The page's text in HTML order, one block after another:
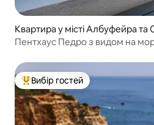
Квартира у місті Албуфейра
гу
Пентхаус Педро з видом на
Топ вибір гостей
Вибір гостей